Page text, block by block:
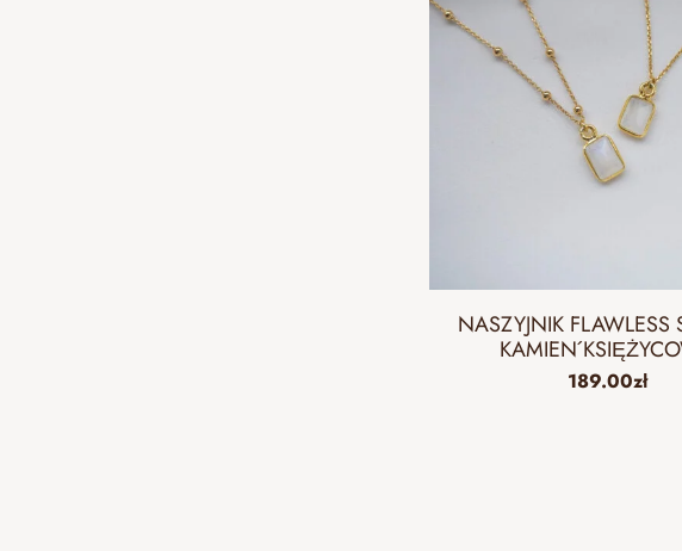
NASZYJNIK FLAWLESS
KAMIEŃ
189.00zł